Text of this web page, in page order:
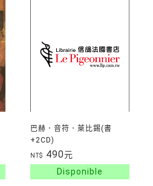
巴赫．音符．萊比錫(書
+2CD)
NT$ 490元